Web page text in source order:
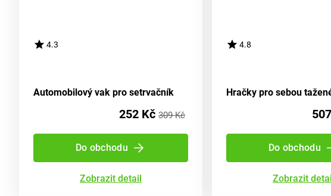
4.3
Automobilový vak pro setrvačník
252 Kč 309 Kč
Do obchodu
Zobrazit detail
4.8
Hračky pro sebou
Do obchodu
Zobrazit